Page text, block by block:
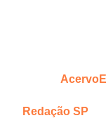
Acervo
Redação SP